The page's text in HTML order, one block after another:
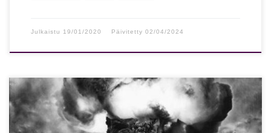
Julkaistu 19/01/2020 Päivitetty 02/04/2024